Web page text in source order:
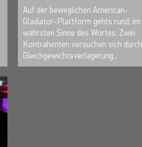
MERKEN
Auf der beweglichen American-
Gladiator-Plattform gehts rund, im
wahrsten Sinne des Wortes. Zwei
Kontrahenten versuchen sich durch
Gleichgewichtsverlagerung...